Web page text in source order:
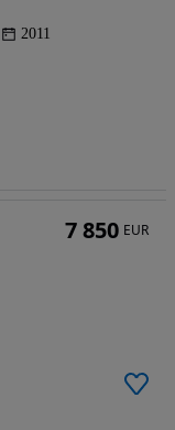
2011
7 850 EUR